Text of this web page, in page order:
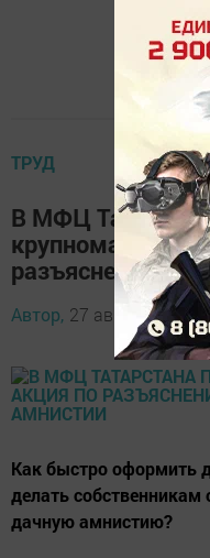
ТРУД
В МФЦ
разъяснению
Автор, 27 август 2019 -
Как быстро оформить
делать
дачную амнистию?